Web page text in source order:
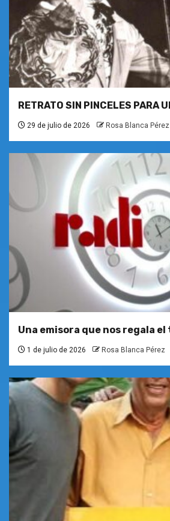
RETRATO SIN PINCELES PARA
29 de julio de 2026 Rosa Blanca Pérez
Una emisora que nos regala el
1 de julio de 2026 Rosa Blanca Pérez